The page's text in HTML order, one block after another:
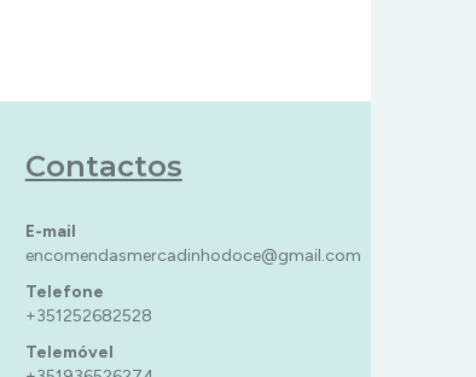
Contactos
E-mail
encomendasmercadinhodoce@gmail.com
Telefone
+351252682528
Telemóvel